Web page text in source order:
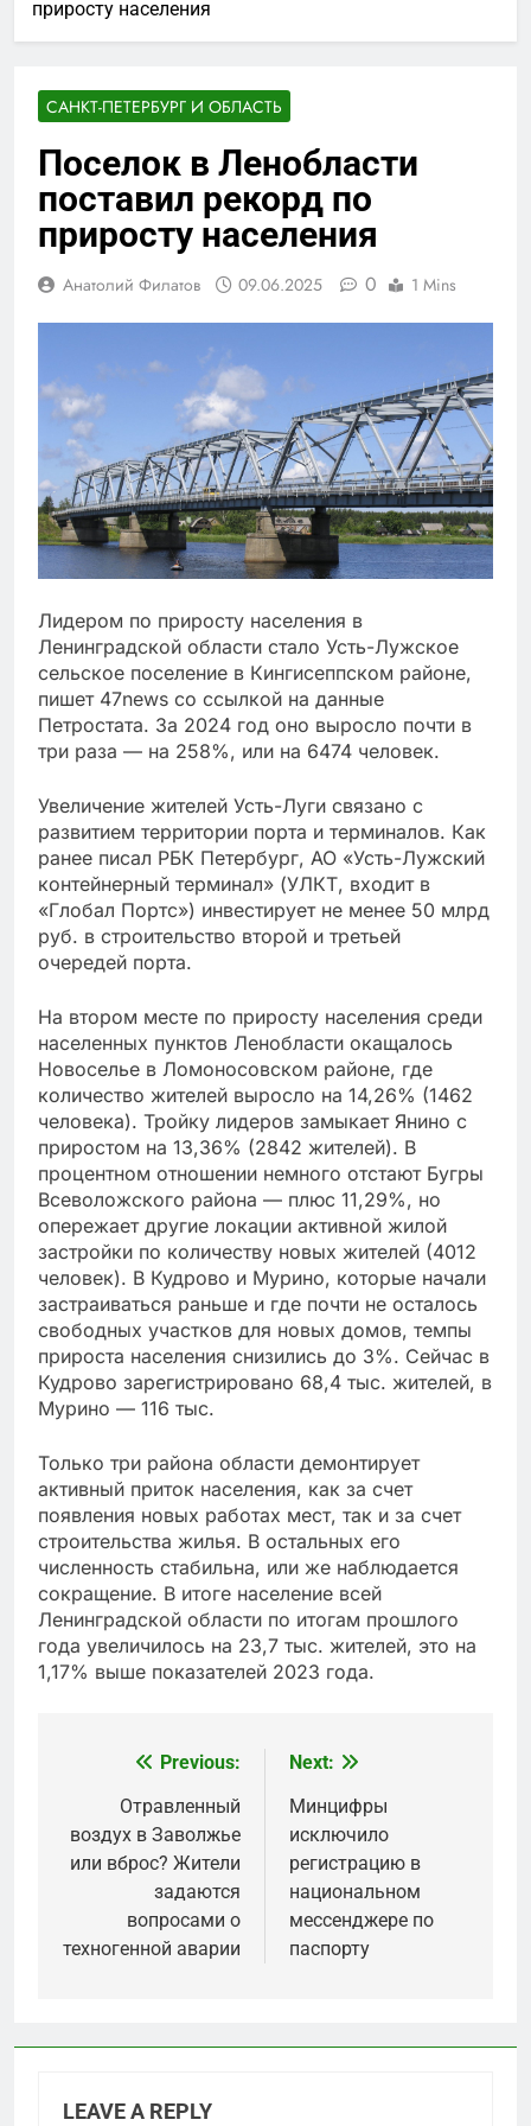
приросту населения
САНКТ-ПЕТЕРБУРГ И ОБЛАСТЬ
Поселок в Ленобласти
поставил рекорд по
приросту населения
Анатолий Филатов 09.06.2025 0 1 Mins
Лидером по приросту населения в
Ленинградской области стало Усть-Лужское
сельское поселение в Кингисеппском районе,
пишет 47news со ссылкой на данные
Петростата. За 2024 год оно выросло почти в
три раза — на 258%, или на 6474 человек.
Увеличение жителей Усть-Луги связано с
развитием территории порта и терминалов. Как
ранее писал РБК Петербург, АО «Усть-Лужский
контейнерный терминал» (УЛКТ, входит в
«Глобал Портс») инвестирует не менее 50 млрд
руб. в строительство второй и третьей
очередей порта.
На втором месте по приросту населения среди
населенных пунктов Ленобласти окащалось
Новоселье в Ломоносовском районе, где
количество жителей выросло на 14,26% (1462
человека). Тройку лидеров замыкает Янино с
приростом на 13,36% (2842 жителей). В
процентном отношении немного отстают Бугры
Всеволожского района — плюс 11,29%, но
опережает другие локации активной жилой
застройки по количеству новых жителей (4012
человек). В Кудрово и Мурино, которые начали
застраиваться раньше и где почти не осталось
свободных участков для новых домов, темпы
прироста населения снизились до 3%. Сейчас в
Кудрово зарегистрировано 68,4 тыс. жителей, в
Мурино — 116 тыс.
Только три района области демонтирует
активный приток населения, как за счет
появления новых работах мест, так и за счет
строительства жилья. В остальных его
численность стабильна, или же наблюдается
сокращение. В итоге население всей
Ленинградской области по итогам прошлого
года увеличилось на 23,7 тыс. жителей, это на
1,17% выше показателей 2023 года.
navigation
Previous:
Отравленный
воздух в Заволжье
или вброс? Жители
задаются
вопросами о
техногенной аварии
Next:
Минцифры
исключило
регистрацию в
национальном
мессенджере по
паспорту
LEAVE A REPLY